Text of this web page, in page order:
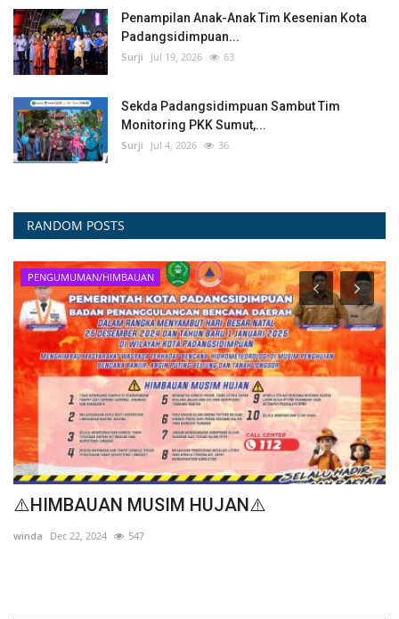
Penampilan Anak-Anak Tim Kesenian Kota
Padangsidimpuan...
Surji Jul 19, 2026 63
Sekda Padangsidimpuan Sambut Tim
Monitoring PKK Sumut,...
Surji Jul 4, 2026 36
RANDOM POSTS
DISKOMINFO
Pemko Padangsidimpuan Bahas Persiapan
Evaluasi Kinerja...